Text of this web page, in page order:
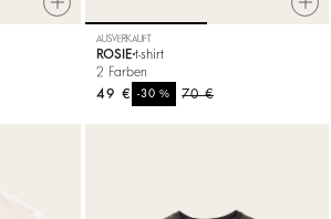
AUSVERKAUFT
ROSIE t-shirt
2 Farben
70 €
-30%
49 €